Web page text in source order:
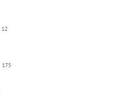
12
175